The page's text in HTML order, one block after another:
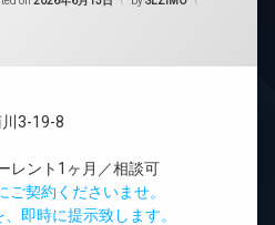
3-19-8
レント1ヶ月／相談可
ご契約くださいませ。
即時に提示致します。